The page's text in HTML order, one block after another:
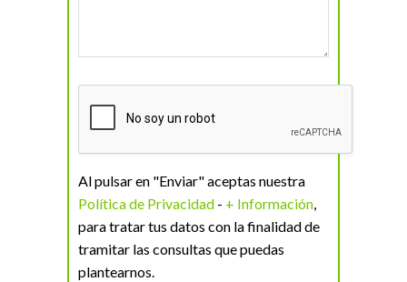
Al pulsar en "Enviar" aceptas nuestra
Política de Privacidad - + Información,
para tratar tus datos con la finalidad de
tramitar las consultas que puedas
plantearnos.